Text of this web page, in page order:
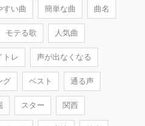
すい曲 簡単な曲 曲名
モテる歌 人気曲
トレ 声が出なくなる
グ ベスト 通る声
スター 関西